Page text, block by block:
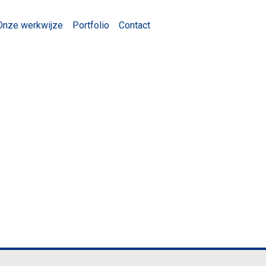
werkwijze Portfolio Contact